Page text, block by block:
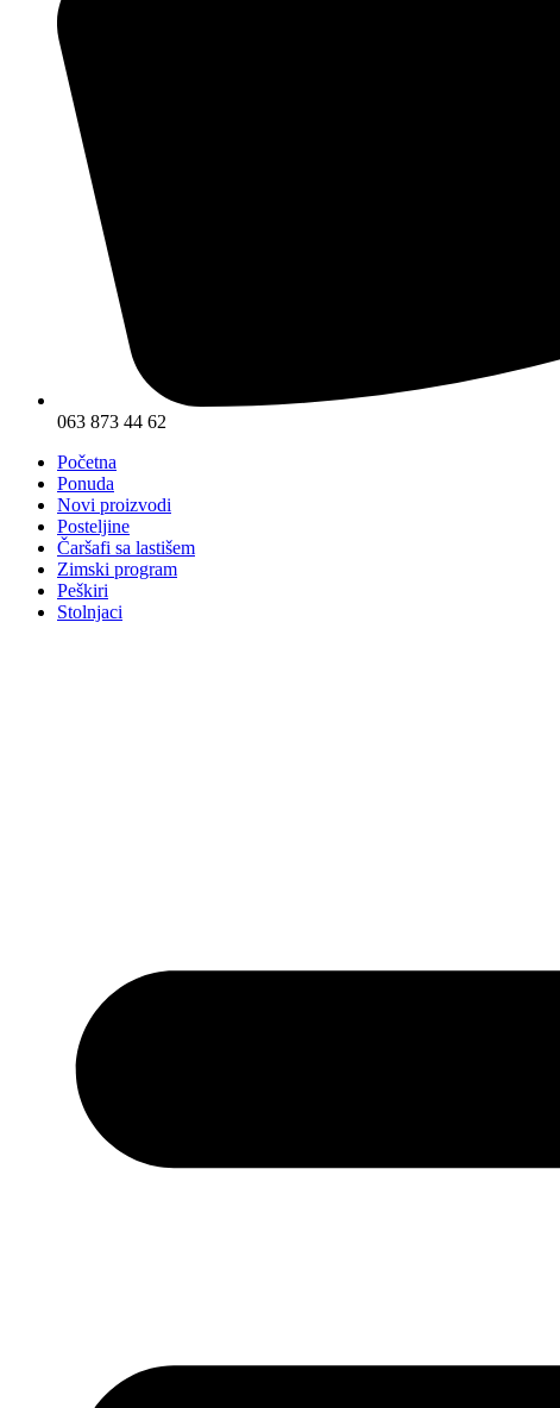
063 873 44 62
Početna
Ponuda
Novi proizvodi
Posteljine
Čaršafi sa lastišem
Zimski program
Peškiri
Stolnjaci